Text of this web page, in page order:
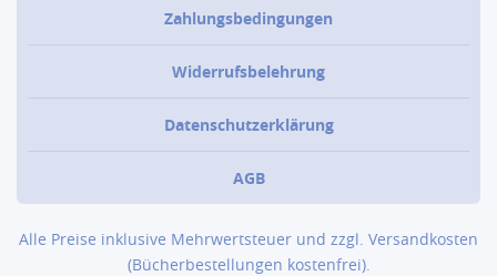
Zahlungsbedingungen
Widerrufsbelehrung
Datenschutzerklärung
AGB
Alle Preise inklusive Mehrwertsteuer und zzgl. Versandkosten
(Bücher­bestellungen kostenfrei).